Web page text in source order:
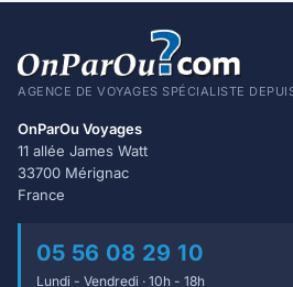
AGENCE DE VOYAGES SPÉCIALISTE
OnParOu Voyages
11 allée James Watt
33700 Mérignac
France
05 56 08 29 10
Lundi - Vendredi · 10h - 18h